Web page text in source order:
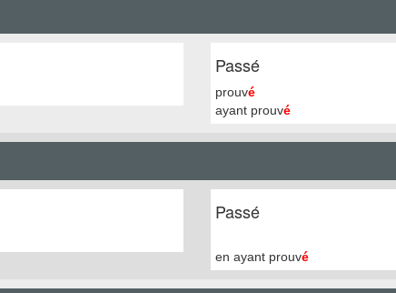
Passé
prouvé
ayant prouvé
Passé
en ayant prouvé